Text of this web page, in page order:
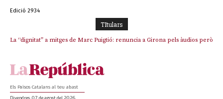
Edició 2934
TItulars
La “dignitat” a mitges de Marc Puigtió: renuncia a Girona pels àudios però
Els Països Catalans al teu abast